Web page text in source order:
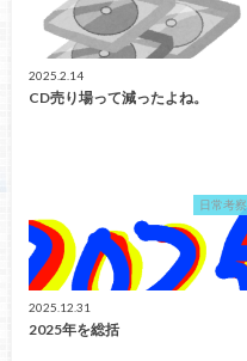
2025.2.14
CD売り場って減ったよね。
日常考察
2025.12.31
2025年を総括